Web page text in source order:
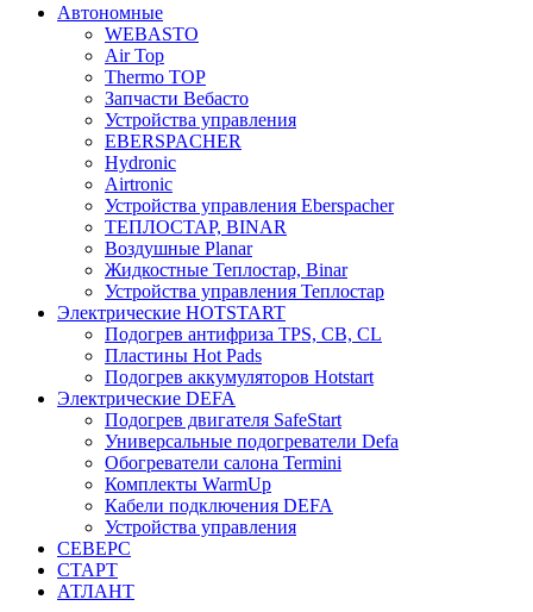
Автономные
WEBASTO
Air Top
Thermo TOP
Запчасти Вебасто
Устройства управления
EBERSPACHER
Hydronic
Airtronic
Устройства управления Eberspacher
ТЕПЛОСТАР, BINAR
Воздушные Planar
Жидкостные Теплостар, Binar
Устройства управления Теплостар
Электрические HOTSTART
Подогрев антифриза TPS, CB, CL
Пластины Hot Pads
Подогрев аккумуляторов Hotstart
Электрические DEFA
Подогрев двигателя SafeStart
Универсальные подогреватели Defa
Обогреватели салона Termini
Комплекты WarmUp
Кабели подключения DEFA
Устройства управления
СЕВЕРС
СТАРТ
АТЛАНТ